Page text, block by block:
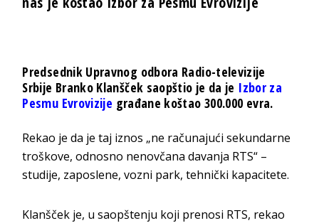
Predsednik Upravnog odbora Radio-televizije
Srbije Branko Klanšček saopštio je da je Izbor za
Pesmu Evrovizije građane koštao 300.000 evra.
Rekao je da je taj iznos „ne računajući sekundarne
troškove, odnosno nenovčana davanja RTS“ –
studije, zaposlene, vozni park, tehnički kapacitete.
Klanšček je, u saopštenju koji prenosi RTS, rekao